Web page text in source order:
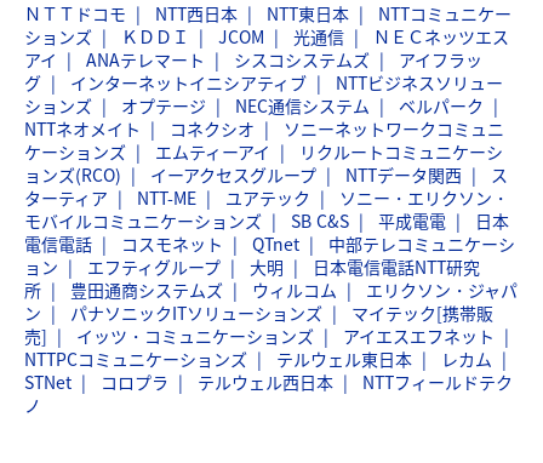
ＮＴＴドコモ NTT西日本 NTT東日本
NTTコミュニケー
ションズ
ＫＤＤＩ JCOM 光通信
ＮＥＣネッツエス
アイ
ANAテレマート シスコシステムズ
アイフラッ
グ
インターネットイニシアティブ
NTTビジネスソリュー
ションズ
オプテージ NEC通信システム
ベルパーク
NTTネオメイト
コネクシオ
ソニーネットワークコミュニ
ケーションズ
エムティーアイ
リクルートコミュニケーシ
ョンズ(RCO)
イーアクセスグループ NTTデータ関西
ス
ターティア
NTT-ME ユアテック
ソニー・エリクソン・
モバイルコミュニケーションズ
SB C&S 平成電電
日本
電信電話
コスモネット QTnet
中部テレコミュニケーシ
ョン
エフティグループ 大明
日本電信電話NTT研究
所
豊田通商システムズ ウィルコム
エリクソン・ジャパ
ン
パナソニックITソリューションズ
マイテック[携帯販
売]
イッツ・コミュニケーションズ
アイエスエフネット
NTTPCコミュニケーションズ
テルウェル東日本
レカム
STNet
コロプラ テルウェル西日本
NTTフィールドテク
ノ